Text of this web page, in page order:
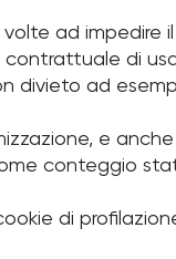
ad
di
ad
e
conteggio
di